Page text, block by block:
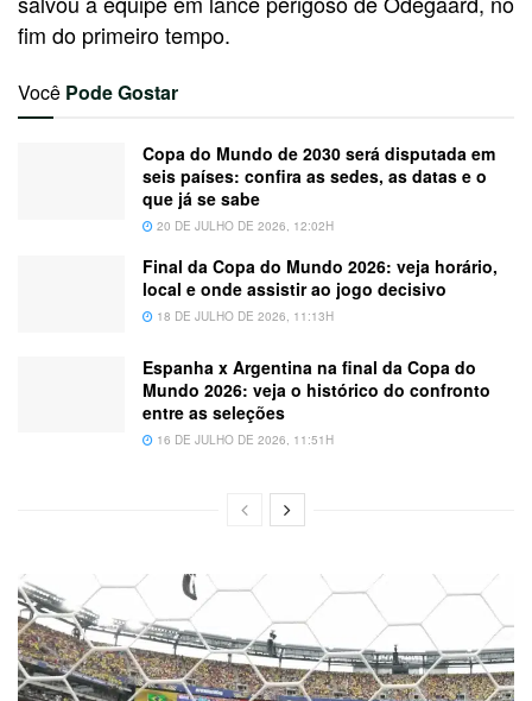
fim do primeiro tempo.
Você Pode Gostar
Copa do Mundo de 2030 será disputada em
seis países: confira as sedes, as datas e o
que já se sabe
20 DE JULHO DE 2026, 12:02H
Final da Copa do Mundo 2026: veja horário,
local e onde assistir ao jogo decisivo
18 DE JULHO DE 2026, 11:13H
Espanha x Argentina na final da Copa do
Mundo 2026: veja o histórico do confronto
entre as seleções
16 DE JULHO DE 2026, 11:51H